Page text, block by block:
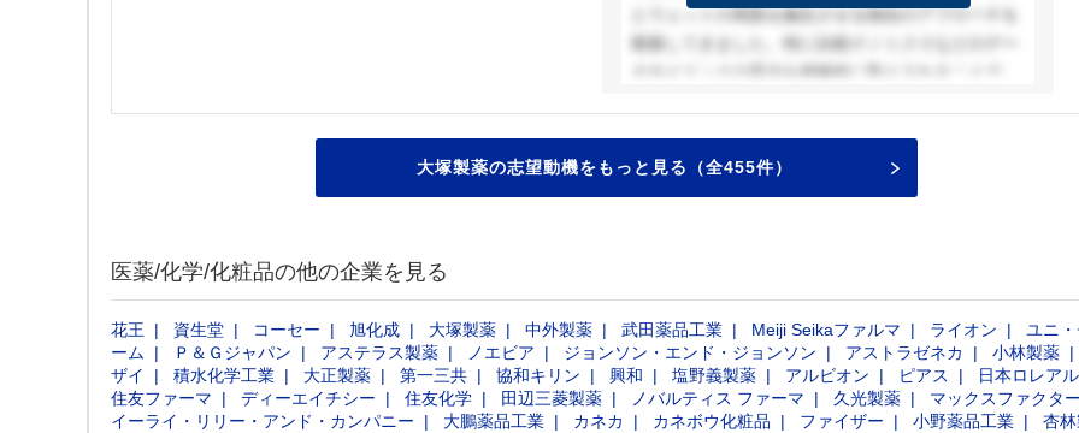
とウェットの両面を融合させる独自のアプローチを
模索してきました。特に比較ゲノミクスなどのデー
り組まない視点を自ら切り拓く姿勢は、貴社の開発
に捉えている点で非常に魅力的です。私はこれま
で、異なる分野の知見を掛け合わせて新しい視点を
生み出すことを重視してきたため、こうした幅広い
視野を持つ企業でこそ、自分の強みを活かして新し
い価値を創出できると考えています。
大塚製薬の志望動機をもっと見る（全455件）
医薬/化学/化粧品の他の企業を見る
花王 資生堂 コーセー 旭化成 大塚製薬 中外製薬 武田薬品工業 Meiji Seikaファルマ ライオン
ユニ・
ーム
Ｐ＆Ｇジャパン アステラス製薬 ノエビア ジョンソン・エンド・ジョンソン アストラゼネカ 小林製薬
ザイ
積水化学工業 大正製薬 第一三共 協和キリン 興和 塩野義製薬 アルビオン ピアス
日本ロレアル
住友ファーマ
ディーエイチシー 住友化学 田辺三菱製薬 ノバルティス ファーマ 久光製薬
マックスファクター
イーライ・リリー・アンド・カンパニー
大鵬薬品工業 カネカ カネボウ化粧品 ファイザー 小野薬品工業
杏林